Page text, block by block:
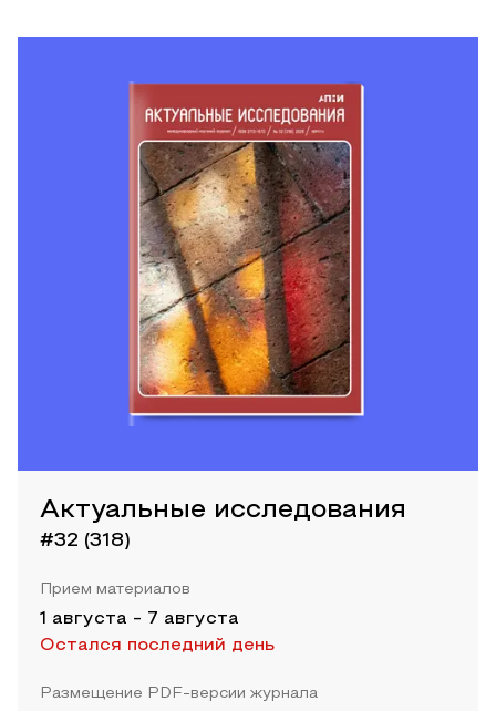
Актуальные исследования
#32 (318)
Прием материалов
1 августа - 7 августа
Остался последний день
Размещение PDF-версии журнала